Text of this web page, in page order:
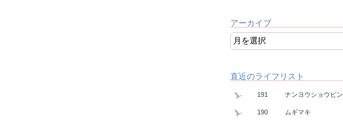
アーカイブ
直近のライフリスト
191 ナンヨウショウビン
190 ムギマキ